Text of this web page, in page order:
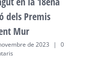
dels Premis
Mur
de 2023 |
0